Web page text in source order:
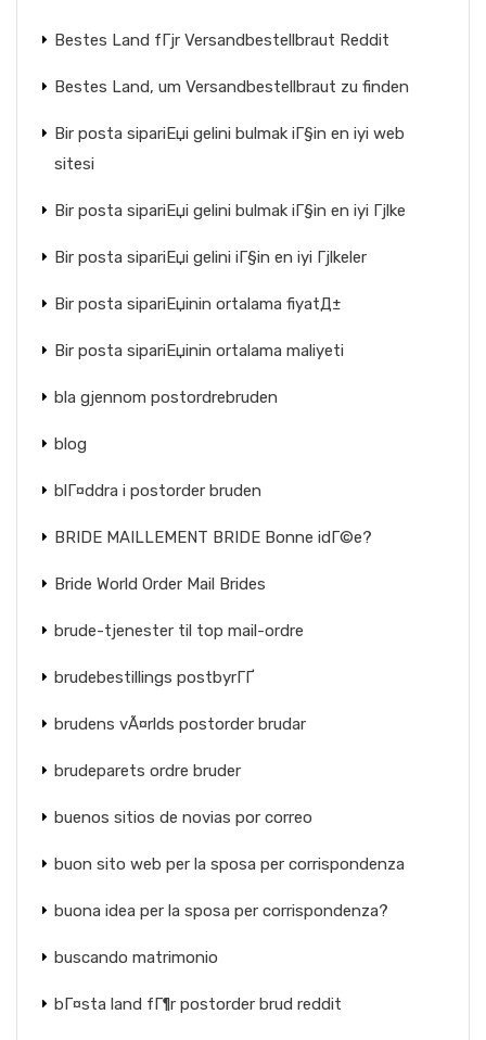
Bestes Land fГјr Versandbestellbraut Reddit
Bestes Land, um Versandbestellbraut zu finden
Bir posta sipariЕџi gelini bulmak iГ§in en iyi web
sitesi
Bir posta sipariЕџi gelini bulmak iГ§in en iyi Гјlke
Bir posta sipariЕџi gelini iГ§in en iyi Гјlkeler
Bir posta sipariЕџinin ortalama fiyatД±
Bir posta sipariЕџinin ortalama maliyeti
bla gjennom postordrebruden
blog
blГ¤ddra i postorder bruden
BRIDE MAILLEMENT BRIDE Bonne idГ©e?
Bride World Order Mail Brides
brude-tjenester til top mail-ordre
brudebestillings postbyrГҐ
brudens vÃ¤rlds postorder brudar
brudeparets ordre bruder
buenos sitios de novias por correo
buon sito web per la sposa per corrispondenza
buona idea per la sposa per corrispondenza?
buscando matrimonio
bГ¤sta land fГ¶r postorder brud reddit